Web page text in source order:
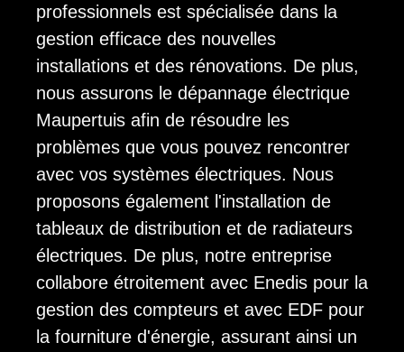
professionnels est spécialisée dans la
gestion efficace des nouvelles
installations et des rénovations. De plus,
nous assurons le dépannage électrique
Maupertuis afin de résoudre les
problèmes que vous pouvez rencontrer
avec vos systèmes électriques. Nous
proposons également l'installation de
tableaux de distribution et de radiateurs
électriques. De plus, notre entreprise
collabore étroitement avec Enedis pour la
gestion des compteurs et avec EDF pour
la fourniture d'énergie, assurant ainsi un